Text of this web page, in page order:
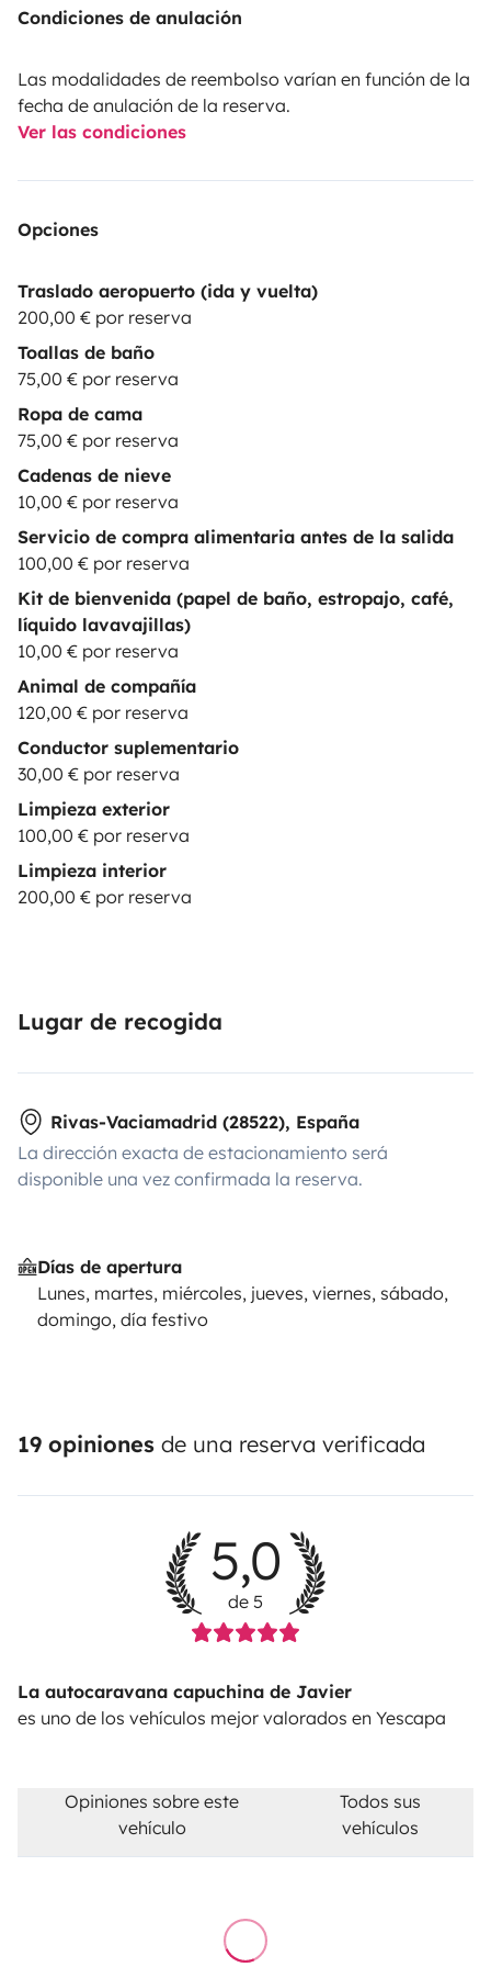
contrato y dejarlo todo listo. El envío se realiza
imprescindibles para el registro. Si tienes cualquier
incidencia con la subida o la documentación, te
ayudamos al momento.
Condiciones de anulación
Las modalidades de reembolso varían en función de la
fecha de anulación de la reserva.
Ver las condiciones
Opciones
Traslado aeropuerto (ida y vuelta)
200,00 € por reserva
Toallas de baño
75,00 € por reserva
Ropa de cama
75,00 € por reserva
Cadenas de nieve
10,00 € por reserva
Servicio de compra alimentaria antes de la salida
100,00 € por reserva
Kit de bienvenida (papel de baño, estropajo, café,
líquido lavavajillas)
10,00 € por reserva
Animal de compañía
120,00 € por reserva
Conductor suplementario
30,00 € por reserva
Limpieza exterior
100,00 € por reserva
Limpieza interior
200,00 € por reserva
Lugar de recogida
Rivas-Vaciamadrid (28522), España
La dirección exacta de estacionamiento será
disponible una vez confirmada la reserva.
Días de apertura
Lunes, martes, miércoles, jueves, viernes, sábado,
domingo, día festivo
19 opiniones de una reserva verificada
5,0
de 5
La autocaravana capuchina de Javier
es uno de los vehículos mejor valorados en Yescapa
Opiniones sobre este
vehículo
Todos sus
vehículos